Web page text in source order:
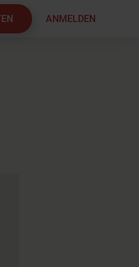
ANMELDEN